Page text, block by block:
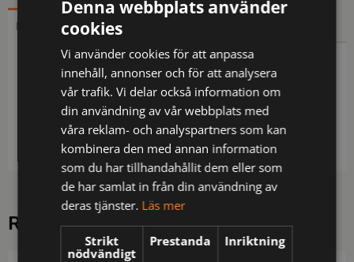
BESKRIVNING YTTERLIGARE INFORMATION
Beskrivning
Spänne med kapsylöppnare på baksidan.
Längd 125 cm, bredd 3,7 cm.
RELATERADE PRODUKTER
Denna webbplats använder
cookies
Vi använder cookies för att anpassa
innehåll, annonser och för att analysera
vår trafik. Vi delar också information om
din användning av vår webbplats med
våra reklam- och analyspartners som kan
kombinera den med annan information
som du har tillhandahållit dem eller som
de har samlat in från din användning av
deras tjänster. Läs mer
Strikt
nödvändigt
Prestanda Inriktning